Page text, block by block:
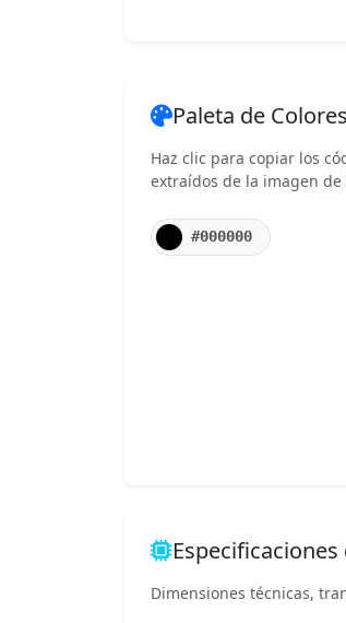
Paleta de
Haz clic para copiar los
extraídos de la imagen de
#000000
Dimensiones técnicas,